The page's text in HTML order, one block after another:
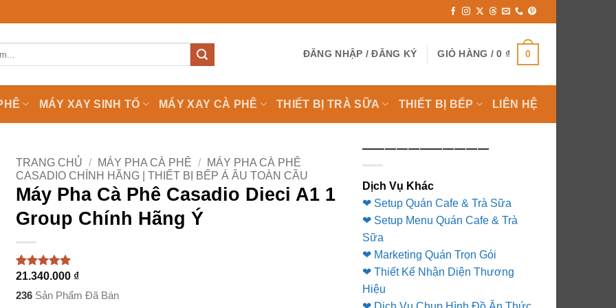
ĐĂNG NHẬP / ĐĂNG KÝ GIỎ HÀNG /0 ₫ 0
MÁY XAY SINH TỐ MÁY XAY CÀ PHÊ THIẾT BỊ TRÀ SỮA THIẾT BỊ BẾP LIÊN HỆ
TRANG CHỦ / MÁY PHA CÀ PHÊ /
MÁY PHA CÀ PHÊ
CASADIO CHÍNH HÃNG | THIẾT BỊ BẾP Á ÂU TOÀN CẦU
Máy Pha Cà Phê Casadio Dieci A1 1
Group Chính Hãng Ý
4.88trên 5
67
đánh giá
21.340.000 ₫
236 Sản Phẩm Đã Bán
———————————
Dịch Vụ Khác
❤ Setup Quán Cafe & Trà Sữa
❤ Setup Menu Quán Cafe & Trà
Sữa
❤ Marketing Quán Trọn Gói
❤ Thiết Kế Nhận Diện Thương
Hiệu